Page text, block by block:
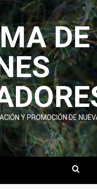
DE
Y PROMOCIÓN DE